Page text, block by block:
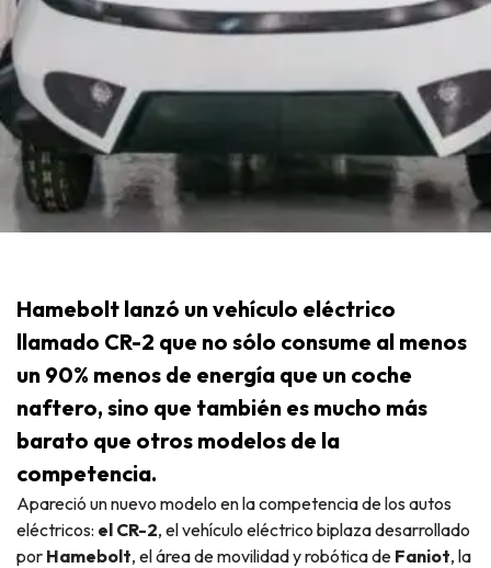
Hamebolt lanzó un vehículo eléctrico
llamado CR-2 que no sólo consume al menos
un 90% menos de energía que un coche
naftero, sino que también es mucho más
barato que otros modelos de la
competencia.
Apareció un nuevo modelo en la competencia de los autos
eléctricos: el CR-2, el vehículo eléctrico biplaza desarrollado
por Hamebolt, el área de movilidad y robótica de Faniot, la